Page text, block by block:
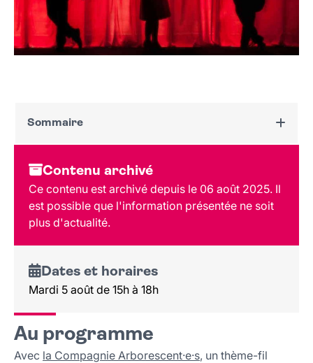
Sommaire
Dates et horaires
Au programme
Lieu
Contenu archivé
Ce contenu est archivé depuis le 06 août 2025. Il
est possible que l'information présentée ne soit
plus d'actualité.
Dates et horaires
Mardi 5 août de 15h à 18h
Au programme
Avec la Compagnie Arborescent·e·s, un thème-fil